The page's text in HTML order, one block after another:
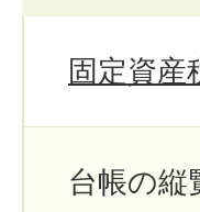
固定資産
台帳の縦